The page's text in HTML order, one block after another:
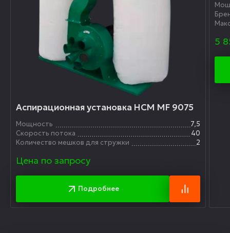
Аспирационная установка HCM MF 9075
Мощность
7,5
Скорость потока
40
Количество мешков для стружки
2
Цена по запросу
Подробнее
5